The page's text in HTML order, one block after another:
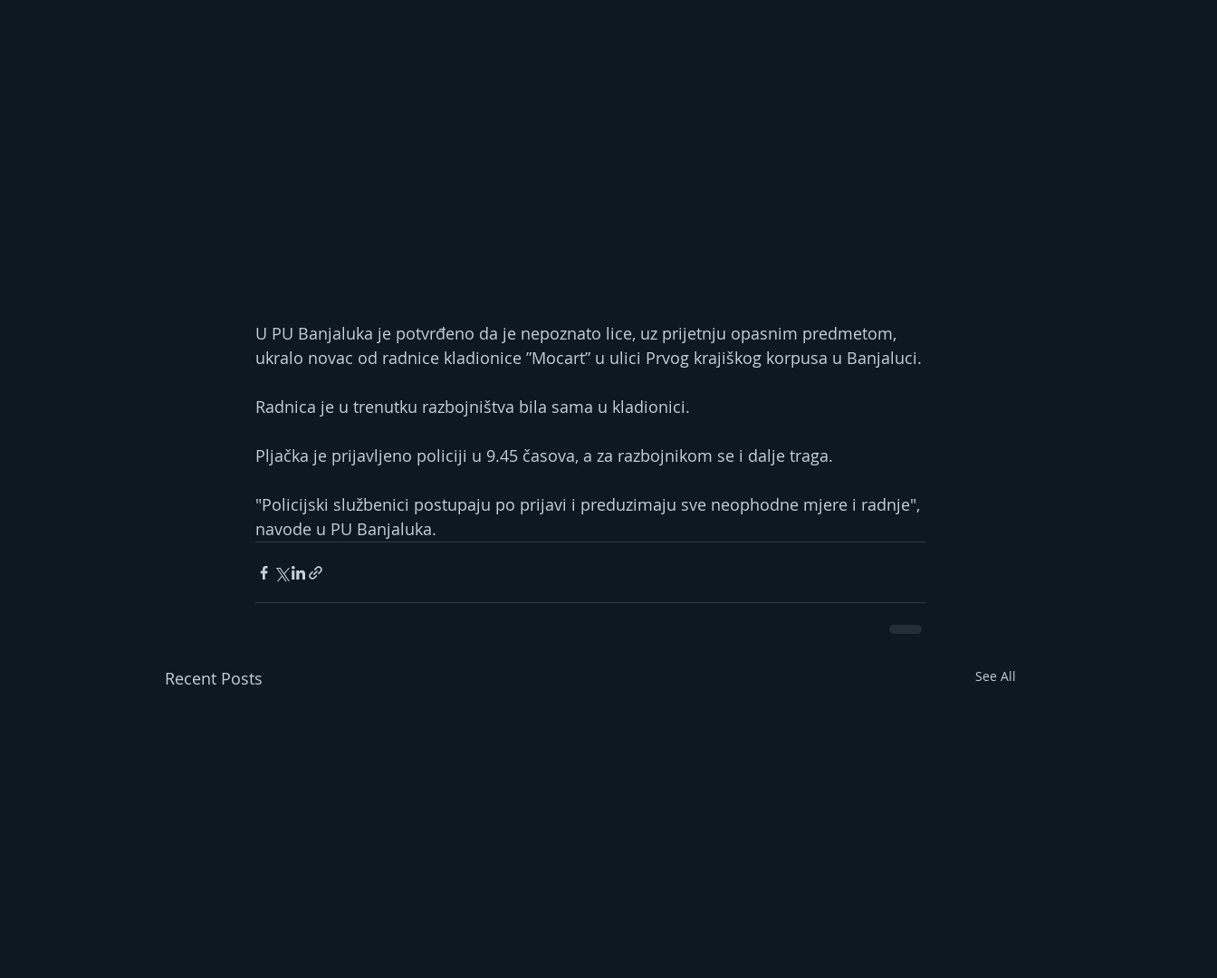
U PU Banjaluka je potvrđeno da je nepoznato lice, uz prijetnju opasnim predmetom,
ukralo novac od radnice kladionice ”Mocart” u ulici Prvog krajiškog korpusa u Banjaluci.
Radnica je u trenutku razbojništva bila sama u kladionici.
Pljačka je prijavljeno policiji u 9.45 časova, a za razbojnikom se i dalje traga.
"Policijski službenici postupaju po prijavi i preduzimaju sve neophodne mjere i radnje",
navode u PU Banjaluka.
Recent Posts See All